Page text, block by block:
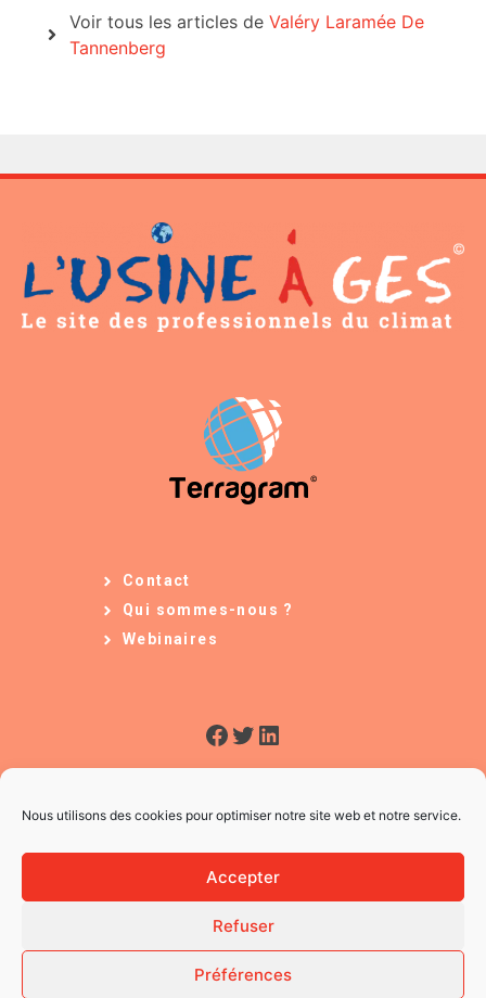
Nous utilisons des cookies pour optimiser notre site web et notre service.
Accepter
Refuser
Préférences
Voir tous les articles de Valéry Laramée De
Tannenberg
Contact
Qui sommes-nous ?
Webinaires
Facebook
Twitter
LinkedIn
© 2026 L'Usine à Ges
CGV
Mentions légales